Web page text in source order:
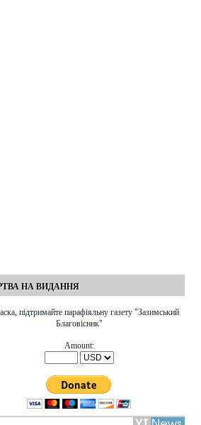
НА ВИДАННЯ
підтримайте парафіяльну газету "Зазимський
Благовісник"
Amount: